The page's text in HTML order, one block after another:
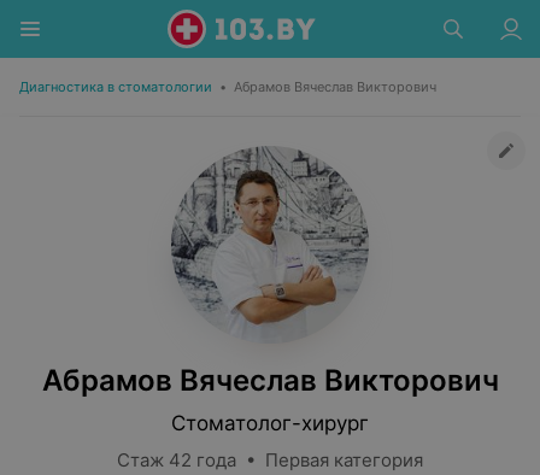
Диагностика в стоматологии • Абрамов Вячеслав Викторович
Абрамов Вячеслав Викторович
Стоматолог-хирург
Стаж 42 года • Первая категория